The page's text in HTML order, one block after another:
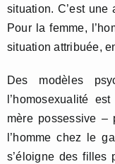
situation. C’est une
Pour la femme,
situation attribuée,
Des modèles
l’homosexualité
mère possessive –
l’homme chez le
s’éloigne des filles